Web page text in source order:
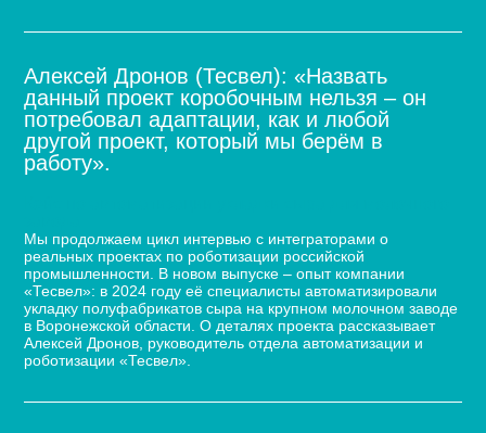
Алексей Дронов (Тесвел): «Назвать
данный проект коробочным нельзя – он
потребовал адаптации, как и любой
другой проект, который мы берём в
работу».
Мы продолжаем цикл интервью с интеграторами о
реальных проектах по роботизации российской
промышленности. В новом выпуске – опыт компании
«Тесвел»: в 2024 году её специалисты автоматизировали
укладку полуфабрикатов сыра на крупном молочном заводе
в Воронежской области. О деталях проекта рассказывает
Алексей Дронов, руководитель отдела автоматизации и
роботизации «Тесвел».